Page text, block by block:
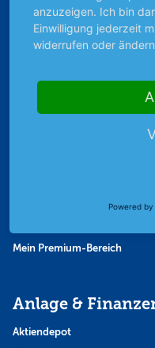
Thema der Woche
Themen & Börse
Mein Premium-Bereich
Anlage &
Aktiendepot
anzuzeigen. Ich bin
Einwilligung jederzeit
widerrufen oder
Powered by